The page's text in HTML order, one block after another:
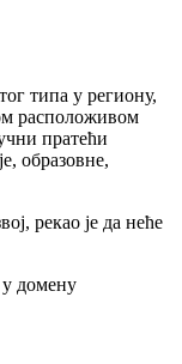
типа у региону,
расположивом
пратећи
образовне,
рекао је да неће
у домену